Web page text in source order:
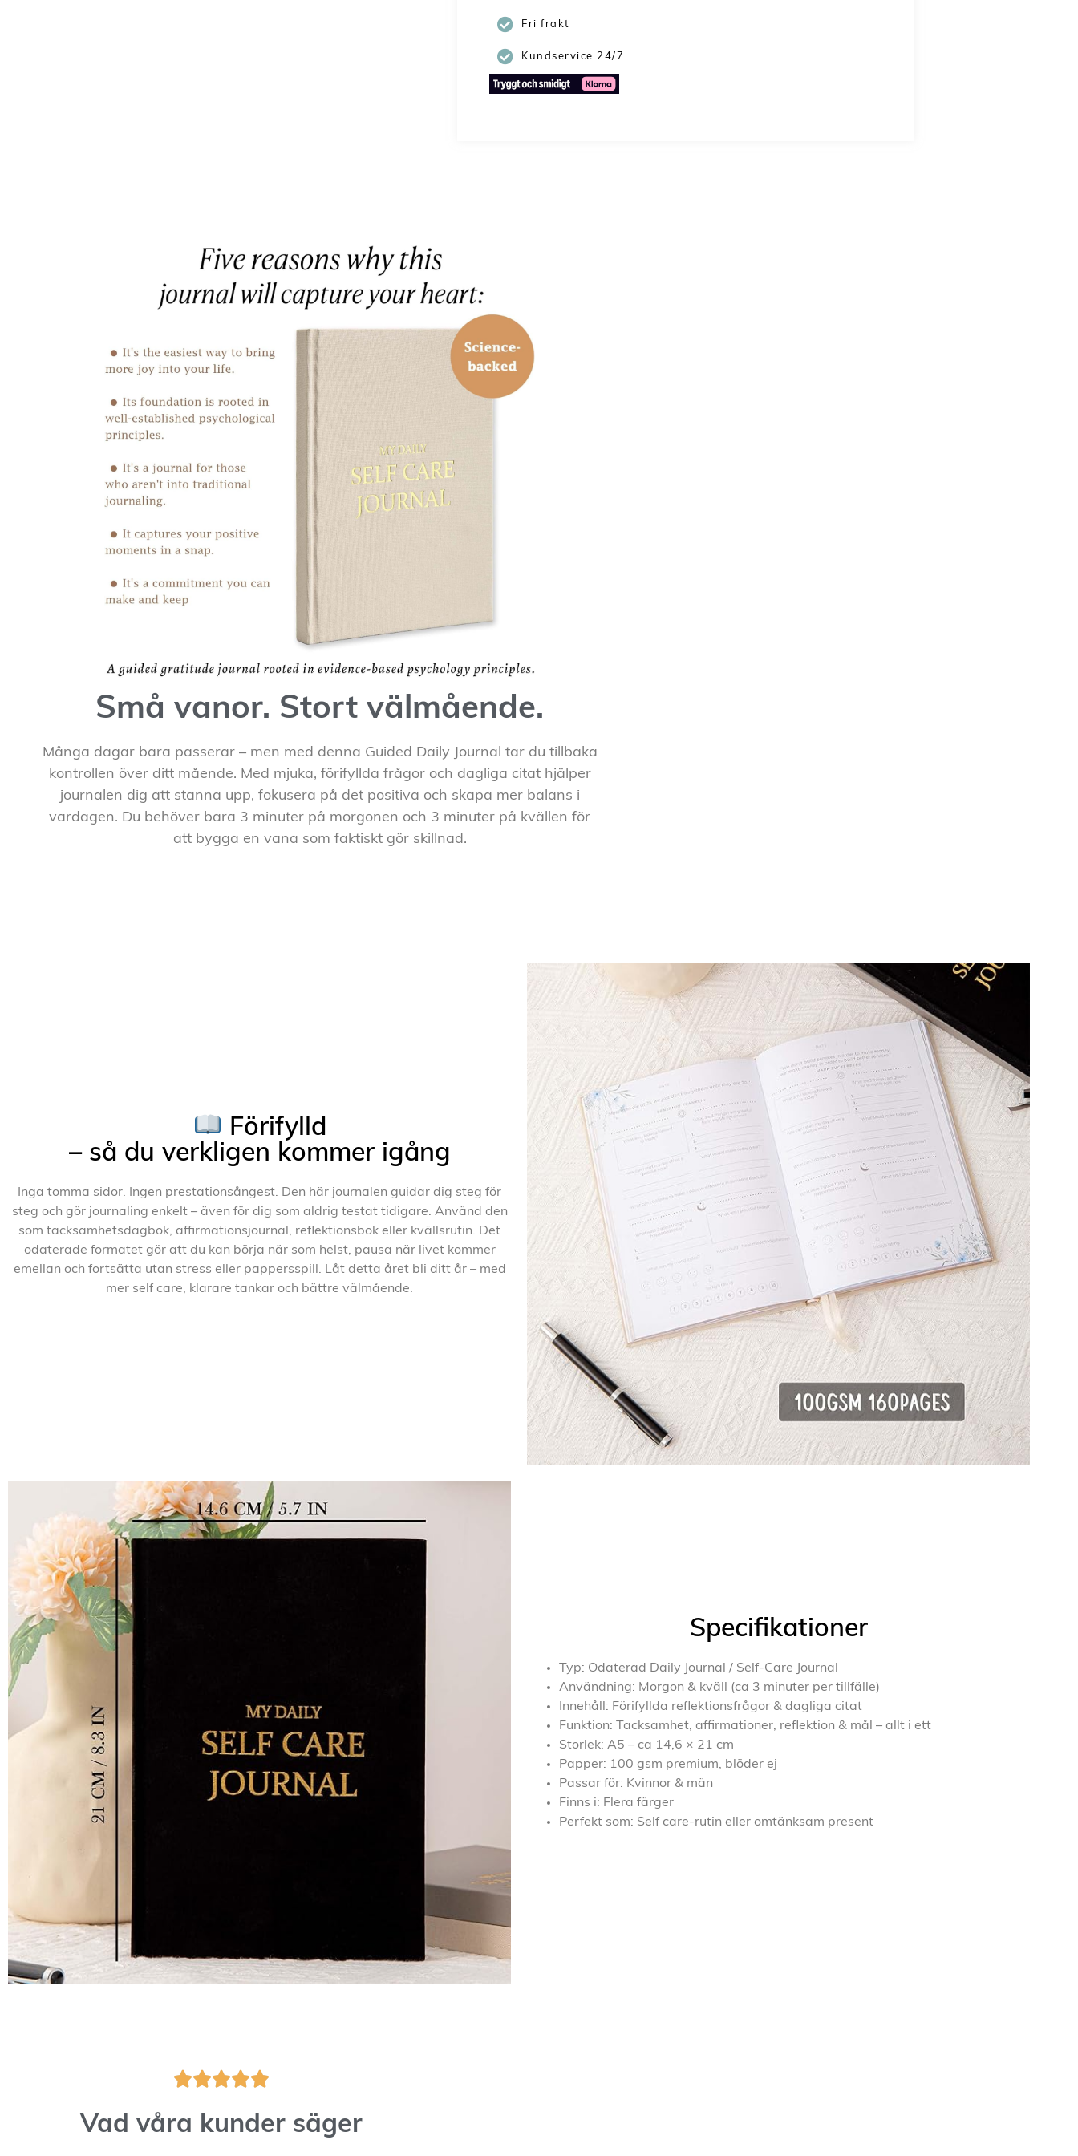
Fri frakt
Kundservice 24/7
Små vanor. Stort välmående.
Många dagar bara passerar – men med denna Guided Daily Journal tar du tillbaka
kontrollen över ditt mående. Med mjuka, förifyllda frågor och dagliga citat hjälper
journalen dig att stanna upp, fokusera på det positiva och skapa mer balans i
vardagen. Du behöver bara 3 minuter på morgonen och 3 minuter på kvällen för
att bygga en vana som faktiskt gör skillnad.
Förifylld
– så du verkligen kommer igång
Inga tomma sidor. Ingen prestationsångest. Den här journalen guidar dig steg för
steg och gör journaling enkelt – även för dig som aldrig testat tidigare. Använd den
som tacksamhetsdagbok, affirmationsjournal, reflektionsbok eller kvällsrutin. Det
odaterade formatet gör att du kan börja när som helst, pausa när livet kommer
emellan och fortsätta utan stress eller pappersspill. Låt detta året bli ditt år – med
mer self care, klarare tankar och bättre välmående.
Specifikationer
Typ: Odaterad Daily Journal / Self-Care Journal
Användning: Morgon & kväll (ca 3 minuter per tillfälle)
Innehåll: Förifyllda reflektionsfrågor & dagliga citat
Funktion: Tacksamhet, affirmationer, reflektion & mål – allt i ett
Storlek: A5 – ca 14,6 × 21 cm
Papper: 100 gsm premium, blöder ej
Passar för: Kvinnor & män
Finns i: Flera färger
Perfekt som: Self care-rutin eller omtänksam present

Vad våra kunder säger